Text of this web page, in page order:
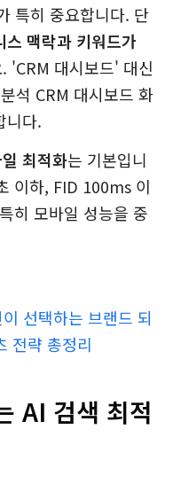
특히 중요합니다. 단
스 맥락과 키워드가
'CRM 대시보드' 대신
석 CRM 대시보드 화
니다.
최적화는 기본입니
이하, FID 100ms 이
히 모바일 성능을 중
선택하는 브랜드 되
전략 총정리
AI 검색 최적